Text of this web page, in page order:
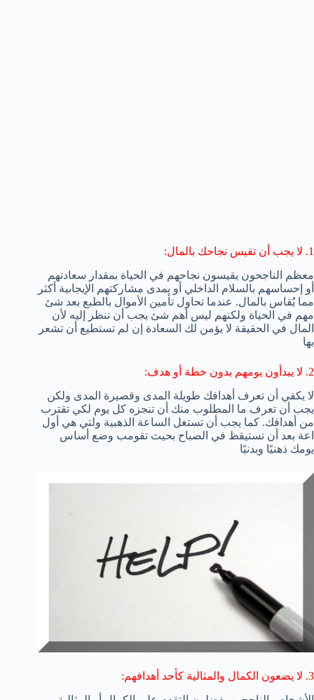
1. لا يجب أن تقيس نجاحك بالمال:
معظم الناجحون يقيسون نجاحهم في الحياة بمقدار سعادتهم
أو إحساسهم بالسلام الداخلي أو بمدى مشاركتهم الإيجابية أكثر
مما يُقاس بالمال. عندما تحاول تأمين الأموال بالطبع بعد شئ
مهم في الحياة ولكنهم ليس أهم شئ يجب أن تنظر إليه لأن
المال في الحقيقة لا يؤمن لك السعادة إن لم تستطيع أن تشعر
بها
2. لا يبدأون يومهم بدون خطة أو هدف:
لا يكفي أن تعرف أهدافك طويلة المدى وقصيرة المدى ولكن
يجب أن تعرف ما المطلوب منك أن تنجزه كل يوم لكي تقترب
من أهدافك. كما يجب أن تستغل الساعة الذهبية ولتي هي أول
اعة بعد أن تستيقظ في الصباح بحيث تقومب وضع أساس
يومك ذهنيًا وبدنيًا
3. لا يضعون الكمال والمثالية كأحد أهدافهم: